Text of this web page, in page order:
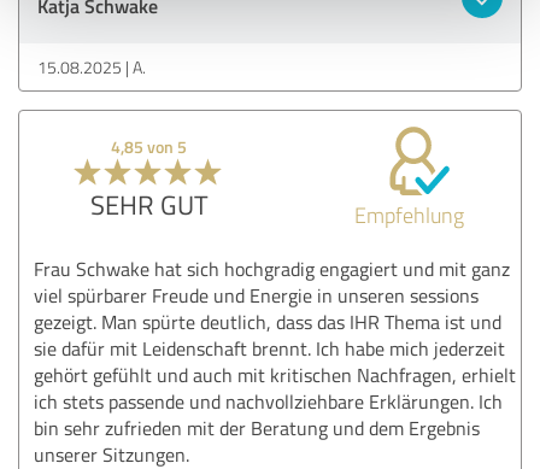
15.08.2025 A.
4,85 von 5
SEHR GUT Empfehlung
Frau Schwake hat sich hochgradig engagiert und mit ganz
viel spürbarer Freude und Energie in unseren sessions
gezeigt. Man spürte deutlich, dass das IHR Thema ist und
sie dafür mit Leidenschaft brennt. Ich habe mich jederzeit
gehört gefühlt und auch mit kritischen Nachfragen, erhielt
ich stets passende und nachvollziehbare Erklärungen. Ich
bin sehr zufrieden mit der Beratung und dem Ergebnis
unserer Sitzungen.